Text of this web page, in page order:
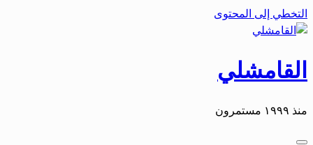
التخطي إلى المحتوى
القامشلي
منذ ١٩٩٩ مستمرون